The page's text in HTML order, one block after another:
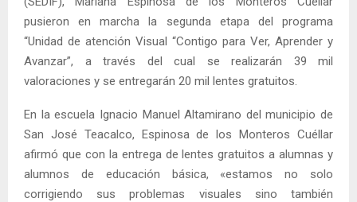
pusieron en marcha la segunda etapa del programa
“Unidad de atención Visual “Contigo para Ver, Aprender y
Avanzar”, a través del cual se realizarán 39 mil
valoraciones y se entregarán 20 mil lentes gratuitos.
En la escuela Ignacio Manuel Altamirano del municipio de
San José Teacalco, Espinosa de los Monteros Cuéllar
afirmó que con la entrega de lentes gratuitos a alumnas y
alumnos de educación básica, «estamos no solo
corrigiendo sus problemas visuales sino también